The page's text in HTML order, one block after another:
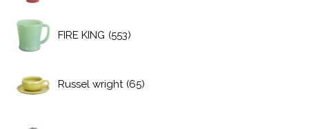
FIRE KING (553)
Russel wright (65)